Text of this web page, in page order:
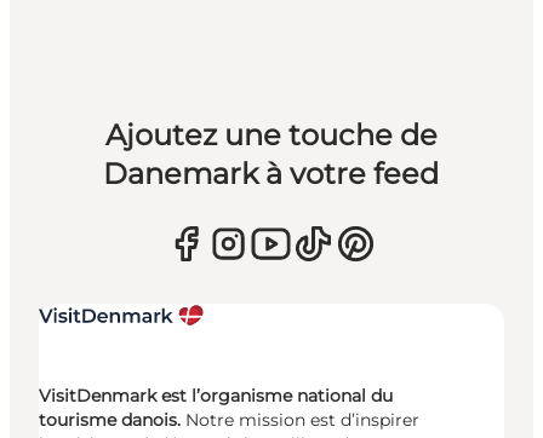
Ajoutez une touche de
Danemark à votre feed
VisitDenmark est l’organisme national du
tourisme danois. Notre mission est d’inspirer